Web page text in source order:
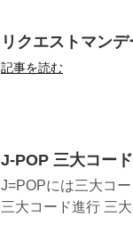
リクエストマン
記事を読む
J-POP 三大コー
J=POPには三大コ
三大コード進行 三